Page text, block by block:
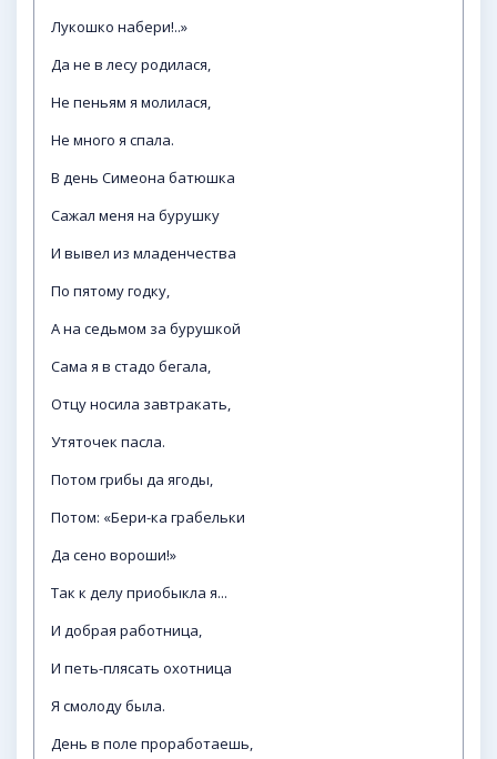
Лукошко набери!..»
Да не в лесу родилася,
Не пеньям я молилася,
Не много я спала.
В день Симеона батюшка
Сажал меня на бурушку
И вывел из младенчества
По пятому годку,
А на седьмом за бурушкой
Сама я в стадо бегала,
Отцу носила завтракать,
Утяточек пасла.
Потом грибы да ягоды,
Потом: «Бери-ка грабельки
Да сено вороши!»
Так к делу приобыкла я...
И добрая работница,
И петь-плясать охотница
Я смолоду была.
День в поле проработаешь,